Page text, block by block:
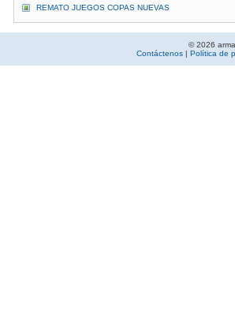
REMATO JUEGOS COPAS NUEVAS
© 2026
Contáctenos
Política de